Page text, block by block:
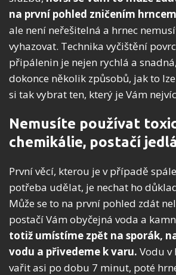
na první pohled zničením
ale není neřešitelná a hrnec
vyhazovat. Technika vyčištění
připálenin je nejen rychlá a
dokonce několik způsobů, jak to
si tak vybrat ten, který je Vám
Nemusíte používat
chemikálie, postačí
První věcí, kterou je v případě
potřeba udělat, je nechat ho
Může se to na první pohled zdát
postačí Vám obyčejná voda a
totiž umístíme zpět na sporák,
vodu a přivedeme k varu. Vodu v
vařit asi po dobu 7 minut, poté